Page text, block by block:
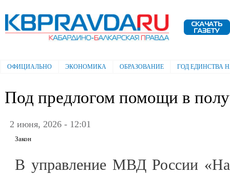
Электронная газета "Кабардино-
Балкарская правда"
Главное меню
ОФИЦИАЛЬНО ЭКОНОМИКА ОБРАЗОВАНИЕ ГОД ЕДИНСТВА
Под предлогом помощи в
2 июня, 2026 - 12:01
Закон
В управление МВД России